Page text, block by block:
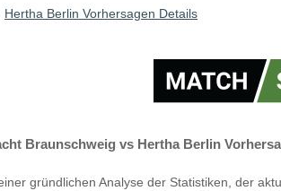
Hertha Berlin Vorhersagen Details
Braunschweig vs Hertha Berlin
gründlichen Analyse der Statistiken, der